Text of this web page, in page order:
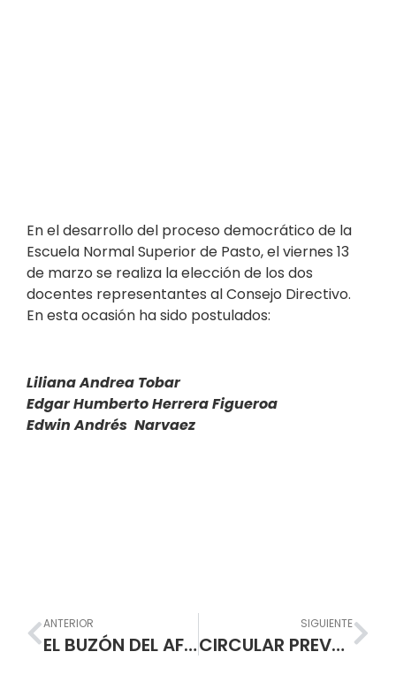
En el desarrollo del proceso democrático de la
Escuela Normal Superior de Pasto, el viernes 13
de marzo se realiza la elección de los dos
docentes representantes al Consejo Directivo.
En esta ocasión ha sido postulados:
Liliana Andrea Tobar
Edgar Humberto Herrera Figueroa
Edwin Andrés Narvaez
Prev
ANTERIOR
EL BUZÓN DEL AFECTO: MENSAJES DEL CORAZÓN
SIGUIENTE
CIRCULAR PREVENCIÓN COVID – 19 (CORONAVIRUS)